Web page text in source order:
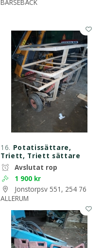
BARSEBÄCK
16. Potatissättare,
Triett, Triett sättare
Avslutat rop
1 900 kr
Jonstorpsv 551, 254 76
ALLERUM